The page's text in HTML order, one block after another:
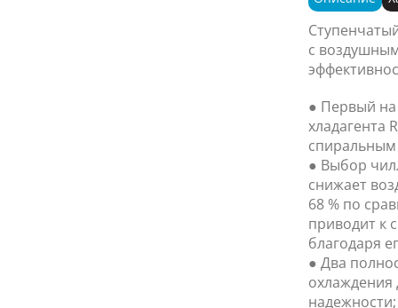
с
● Первый
хладагента
● Выбор
снижает
68 % по
приводит к
благодаря
● Два
охлаждения
надежности;